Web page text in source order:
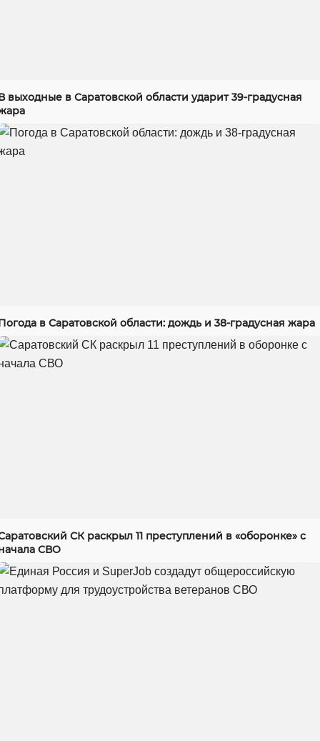
выходные в Саратовской области ударит 39-градусная
в Саратовской области: дождь и 38-градусная жара
СК раскрыл 11 преступлений в «оборонке» с
СВО